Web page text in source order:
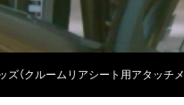
ズ（クルームリアシート用アタッチメ